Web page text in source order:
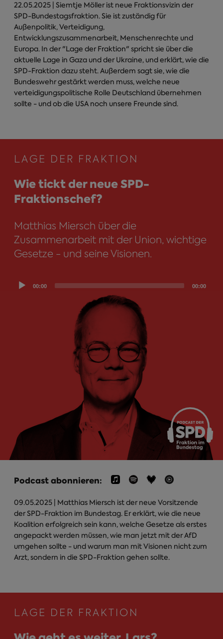
22.05.2025 | Siemtje Möller ist neue Fraktionsvizin der
SPD-Bundestagsfraktion. Sie ist zuständig für
Außenpolitik, Verteidigung,
Entwicklungszusammenarbeit, Menschenrechte und
Europa. In der "Lage der Fraktion" spricht sie über die
aktuelle Lage in Gaza und der Ukraine, und erklärt, wie die
SPD-Fraktion dazu steht. Außerdem sagt sie, wie die
Bundeswehr gestärkt werden muss, welche neue
verteidigungspolitische Rolle Deutschland übernehmen
sollte - und ob die USA noch unsere Freunde sind.
LAGE DER FRAKTION
Wie tickt der neue SPD-
Fraktionschef?
Matthias Miersch über die
Zusammenarbeit mit der Union, wichtige
Gesetze - und seine Visionen.
Audio
Player
00:00 00:00
Podcast abonnieren:
09.05.2025 | Matthias Miersch ist der neue Vorsitzende
der SPD-Fraktion im Bundestag. Er erklärt, wie die neue
Koalition erfolgreich sein kann, welche Gesetze als erstes
angepackt werden müssen, wie man jetzt mit der AfD
umgehen sollte - und warum man mit Visionen nicht zum
Arzt, sondern in die SPD-Fraktion gehen sollte.
LAGE DER FRAKTION